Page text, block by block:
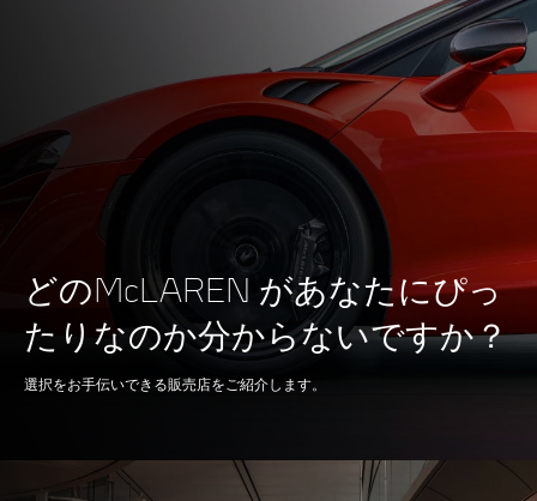
総排気量 3,799cc
90度角 V8
ツインターボ、ドライ
サンプ
内径 x 行程 93 mm x 69.9 mm
どのMcLAREN があなたにぴっ
たりなのか分からないですか？
選択をお手伝いできる販売店をご紹介します。